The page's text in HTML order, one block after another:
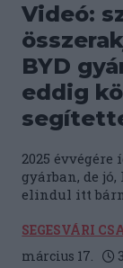
Videó:
BYD
eddig
2025 évvégére
gyárban, de jó,
elindul itt
SEGESVÁRI
március 17.
3